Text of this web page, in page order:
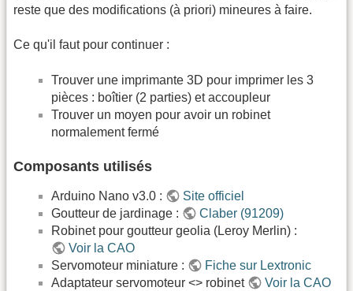
reste que des modifications (à priori) mineures à faire.
Ce qu'il faut pour continuer :
Trouver une imprimante 3D pour imprimer les 3
pièces : boîtier (2 parties) et accoupleur
Trouver un moyen pour avoir un robinet
normalement fermé
Composants utilisés
Arduino Nano v3.0 :
Site officiel
Goutteur de jardinage :
Claber (91209)
Robinet pour goutteur geolia (Leroy Merlin) :
Voir la CAO
Servomoteur miniature :
Fiche sur Lextronic
Adaptateur servomoteur <> robinet
Voir la CAO